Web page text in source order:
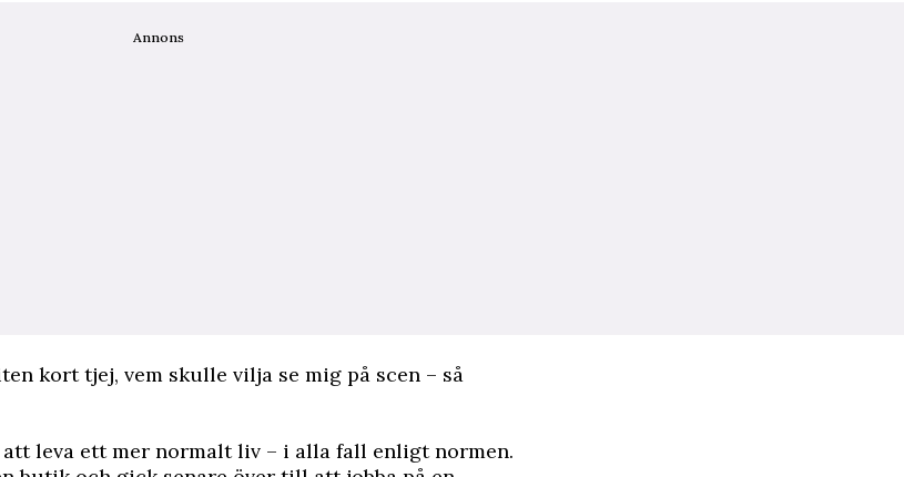
Annons
kort tjej, vem skulle vilja se mig på scen – så
leva ett mer normalt liv – i alla fall enligt normen.